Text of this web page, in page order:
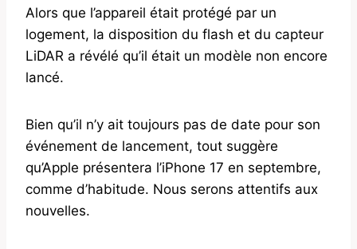
Alors que l’appareil était protégé par un
logement, la disposition du flash et du capteur
LiDAR a révélé qu’il était un modèle non encore
lancé.
Bien qu’il n’y ait toujours pas de date pour son
événement de lancement, tout suggère
qu’Apple présentera l’iPhone 17 en septembre,
comme d’habitude. Nous serons attentifs aux
nouvelles.